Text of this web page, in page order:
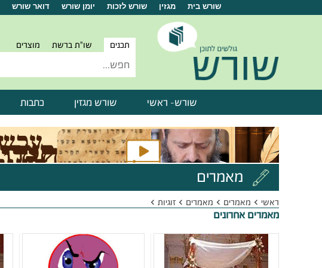
שורש בית מגזין שורש לזכות יומן שורש דואר שורש
תכנים שו"ת ברשת מוצרים
שורש- ראשי שורש מגזין כתבות
מאמרים
ראשי מאמרים מאמרים זוגיות
מאמרים אחרונים